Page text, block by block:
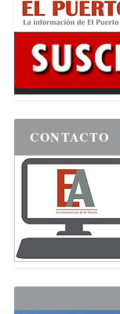
CONTACTO